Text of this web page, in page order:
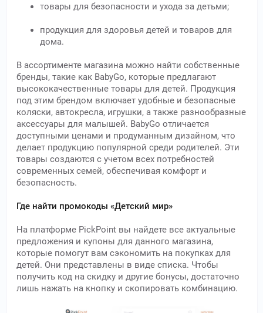
товары для безопасности и ухода за детьми;
продукция для здоровья детей и товаров для
дома.
В ассортименте магазина можно найти собственные
бренды, такие как BabyGo, которые предлагают
высококачественные товары для детей. Продукция
под этим брендом включает удобные и безопасные
коляски, автокресла, игрушки, а также разнообразные
аксессуары для малышей. BabyGo отличается
доступными ценами и продуманным дизайном, что
делает продукцию популярной среди родителей. Эти
товары создаются с учетом всех потребностей
современных семей, обеспечивая комфорт и
безопасность.
Где найти промокоды «Детский мир»
На платформе PickPoint вы найдете все актуальные
предложения и купоны для данного магазина,
которые помогут вам сэкономить на покупках для
детей. Они представлены в виде списка. Чтобы
получить код на скидку и другие бонусы, достаточно
лишь нажать на кнопку и скопировать комбинацию.